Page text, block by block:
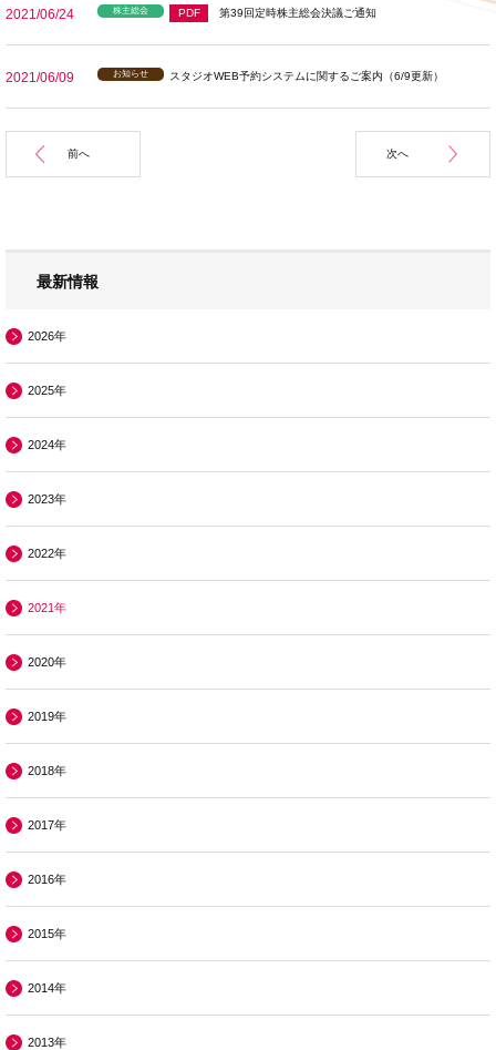
2021/06/24 株主総会 PDF 第39回定時株主総会決議ご通知
2021/06/09 お知らせ スタジオWEB予約システムに関するご案内（6/9更新）
前へ 次へ
最新情報
2026年
2025年
2024年
2023年
2022年
2021年
2020年
2019年
2018年
2017年
2016年
2015年
2014年
2013年